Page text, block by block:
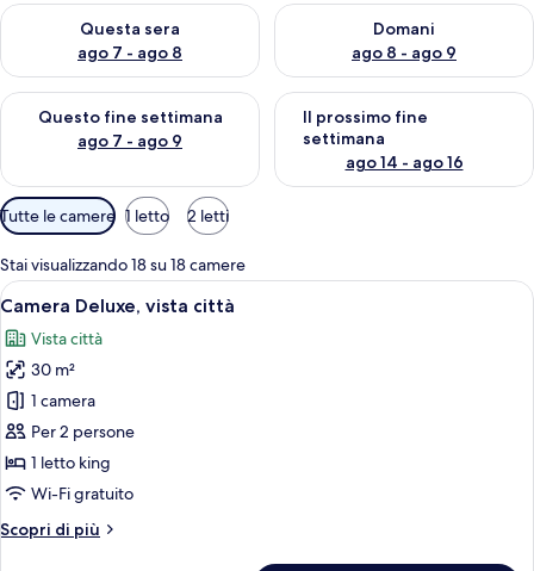
Questa sera
ago 7 - ago 8
Verifica la disponibilità per questa sera, ago 7 - ago 8
Domani
ago 8 - ago 9
Verifica la disponibilità per
Questo fine settimana
ago 7 - ago 9
Verifica la disponibilità per questo fine settimana, ago 7 - ago
Il prossimo fine
settimana
ago 14 - ago 16
Verifica la disponibilità per il
Filtri
disponibili
per
le
camere
Tutte le camere 1 letto 2 letti
Stai visualizzando 18 su 18 camere
Apri
tutte
le
foto
per
Camera
Deluxe,
vista
Una camera d'albergo con un letto
5
Camera Deluxe, vista città
Vista città
30 m²
1 camera
Per 2 persone
1 letto king
Wi-Fi gratuito
Scopri di più
Altri